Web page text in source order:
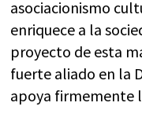
asociacionismo
enriquece a la
proyecto de esta
fuerte aliado en la
apoya firmemente